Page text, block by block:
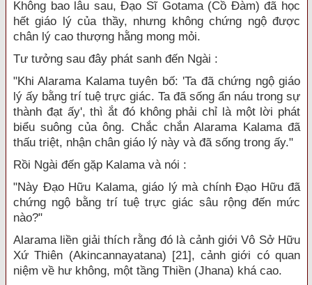
Không bao lâu sau, Đạo Sĩ Gotama (Cồ Đàm) đã học
hết giáo lý của thầy, nhưng không chứng ngộ được
chân lý cao thượng hằng mong mỏi.
Tư tưởng sau đây phát sanh đến Ngài :
"Khi Alarama Kalama tuyên bố: 'Ta đã chứng ngộ giáo
lý ấy bằng trí tuệ trực giác. Ta đã sống ẩn náu trong sự
thành đạt ấy', thì ắt đó không phải chỉ là một lời phát
biểu suông của ông. Chắc chắn Alarama Kalama đã
thấu triệt, nhận chân giáo lý này và đã sống trong ấy."
Rồi Ngài đến gặp Kalama và nói :
"Này Đạo Hữu Kalama, giáo lý mà chính Đạo Hữu đã
chứng ngộ bằng trí tuệ trực giác sâu rộng đến mức
nào?"
Alarama liền giải thích rằng đó là cảnh giới Vô Sở Hữu
Xứ Thiên (Akincannayatana) [21], cảnh giới có quan
niệm về hư không, một tầng Thiền (Jhana) khá cao.